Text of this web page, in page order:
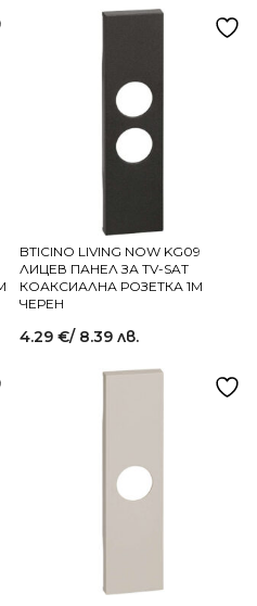
BTICINO LIVING NOW KG09
ЛИЦЕВ ПАНЕЛ ЗА TV-SAT
КОАКСИАЛНА РОЗЕТКА 1M
ЧЕРЕН
4.29 €/ 8.39 лв.